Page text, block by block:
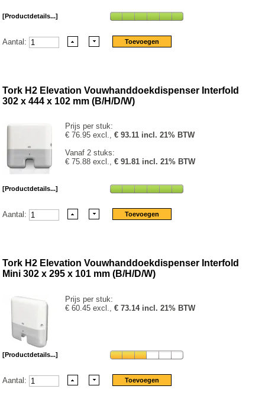
[Productdetails...]
Aantal:
Tork H2 Elevation Vouwhanddoekdispenser Interfold
302 x 444 x 102 mm (B/H/D/W)
Prijs per stuk:
€ 76.95 excl.,€ 93.11 incl. 21% BTW
Vanaf 2 stuks:
€ 75.88 excl.,€ 91.81 incl. 21% BTW
[Productdetails...]
Aantal:
Tork H2 Elevation Vouwhanddoekdispenser Interfold
Mini 302 x 295 x 101 mm (B/H/D/W)
Prijs per stuk:
€ 60.45 excl.,€ 73.14 incl. 21% BTW
[Productdetails...]
Aantal: